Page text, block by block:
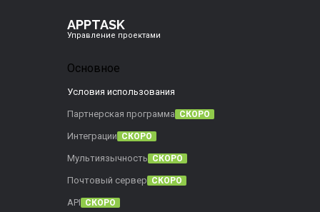
APPTASK
Управление проектами
Основное
Условия использования
Партнерская программа СКОРО
Интеграции СКОРО
Мультиязычность СКОРО
Почтовый сервер СКОРО
API СКОРО